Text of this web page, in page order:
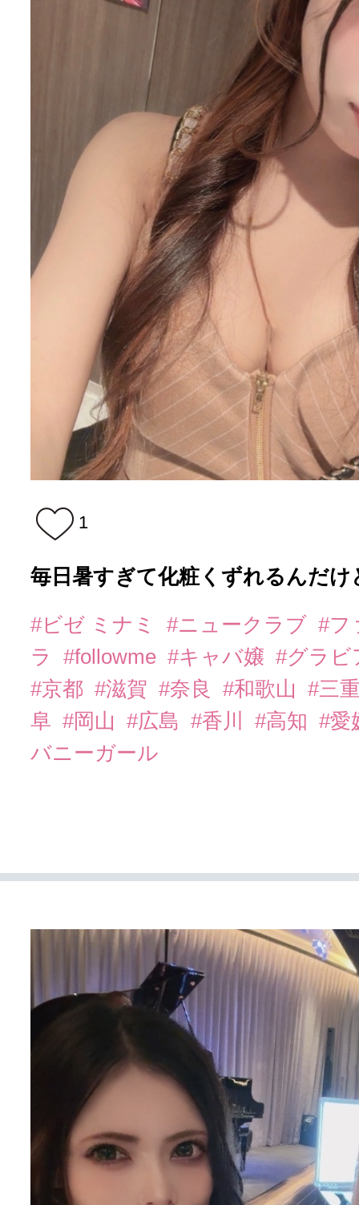
1
毎日暑すぎて化粧くずれるんだけ
#ビゼ ミナミ #ニュークラブ #フ
ラ
#followme #キャバ嬢 #グラ
#京都 #滋賀 #奈良 #和歌山
#三
阜 #岡山 #広島 #香川 #高知 #愛
バニーガール